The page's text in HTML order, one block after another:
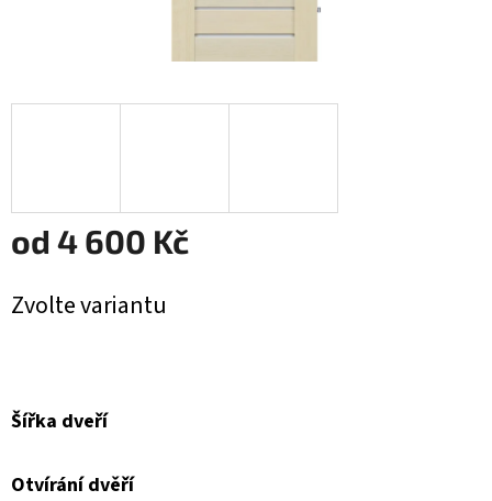
od 4 600 Kč
cena:
Zvolte variantu
Šířka dveří
Otvírání dvěří